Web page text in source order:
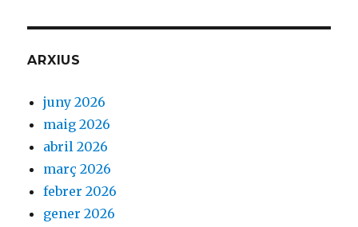
ARXIUS
juny 2026
maig 2026
abril 2026
març 2026
febrer 2026
gener 2026